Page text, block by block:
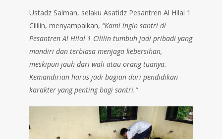
Ustadz Salman, selaku Asatidz Pesantren Al Hilal 1
Cililin, menyampaikan, “Kami ingin santri di
Pesantren Al Hilal 1 Cililin tumbuh jadi pribadi yang
mandiri dan terbiasa menjaga kebersihan,
meskipun jauh dari wali atau orang tuanya.
Kemandirian harus jadi bagian dari pendidikan
karakter yang penting bagi santri.”